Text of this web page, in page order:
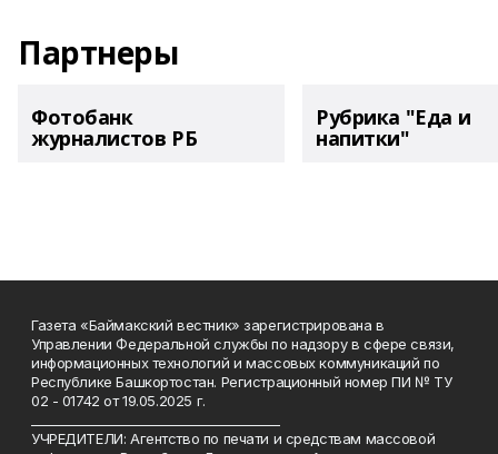
Партнеры
Фотобанк
журналистов РБ
Рубрика "Еда и
напитки"
Газета «Баймакский вестник» зарегистрирована в
Управлении Федеральной службы по надзору в сфере связи,
информационных технологий и массовых коммуникаций по
Республике Башкортостан. Регистрационный номер ПИ № ТУ
02 - 01742 от 19.05.2025 г.
УЧРЕДИТЕЛИ: Агентство по печати и средствам массовой